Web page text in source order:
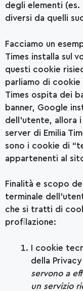
degli elementi (es.
diversi da quelli
Facciamo un
Times installa sul
questi cookie
parliamo di cookie
Times ospita dei
banner, Google
dell’utente, allora
server di Emilia
sono i cookie di
appartenenti al
Finalità e scopo
terminale
che si tratti di
profilazione:
I cookie
della Privacy
servono a
un servizio